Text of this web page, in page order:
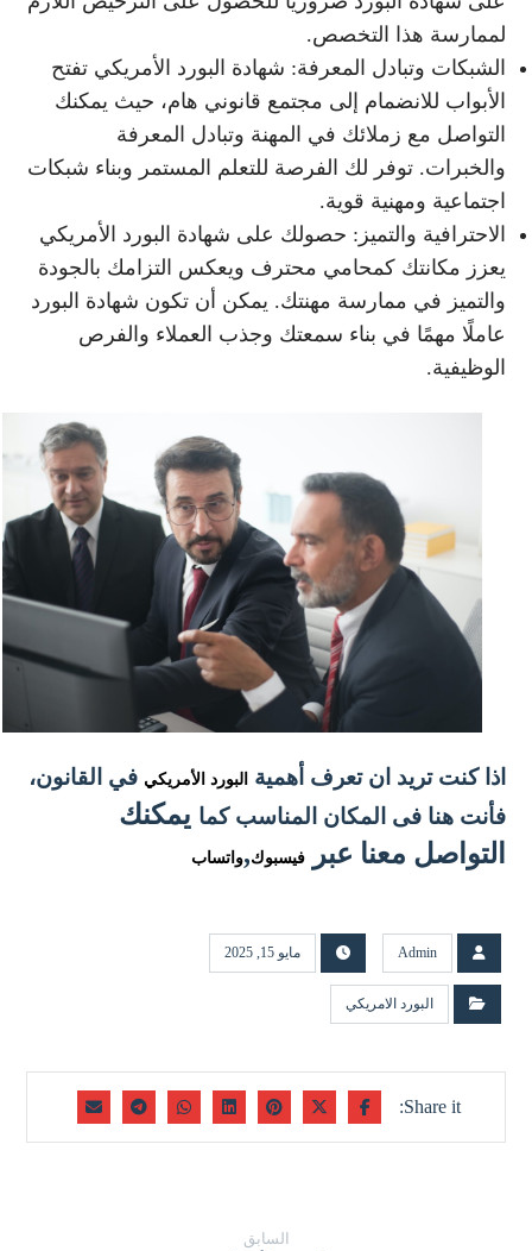
لممارسة هذا التخصص.
الشبكات وتبادل المعرفة: شهادة البورد الأمريكي تفتح
الأبواب للانضمام إلى مجتمع قانوني هام، حيث يمكنك
التواصل مع زملائك في المهنة وتبادل المعرفة
والخبرات. توفر لك الفرصة للتعلم المستمر وبناء شبكات
اجتماعية ومهنية قوية.
الاحترافية والتميز: حصولك على شهادة البورد الأمريكي
يعزز مكانتك كمحامي محترف ويعكس التزامك بالجودة
والتميز في ممارسة مهنتك. يمكن أن تكون شهادة البورد
عاملًا مهمًا في بناء سمعتك وجذب العملاء والفرص
الوظيفية.
اذا كنت تريد ان تعرف أهمية البورد الأمريكي في القانون،
فأنت هنا فى المكان المناسب كما يمكنك
التواصل معنا عبرفيسبوك,واتساب
Admin مايو 15, 2025
البورد الامريكي
السابق